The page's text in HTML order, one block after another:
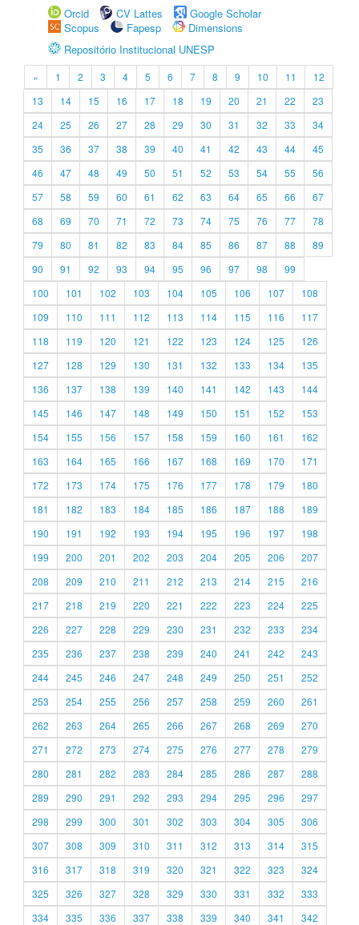
Orcid
CV Lattes
Google Scholar
Scopus
Fapesp
Dimensions
Repositório Institucional UNESP
« 1 2 3 4 5 6 7 8 9 10 11
12
13
14 15 16 17 18 19 20 21 22
23
24
25 26 27 28 29 30 31 32 33
34
35
36 37 38 39 40 41 42 43 44
45
46
47 48 49 50 51 52 53 54 55
56
57
58 59 60 61 62 63 64 65 66
67
68
69 70 71 72 73 74 75 76 77
78
79
80 81 82 83 84 85 86 87 88
89
90
91 92 93 94 95 96 97 98
99
100
101 102 103 104 105 106 107
108
109
110 111 112 113 114 115 116
117
118
119 120 121 122 123 124 125
126
127
128 129 130 131 132 133 134
135
136
137 138 139 140 141 142 143
144
145
146 147 148 149 150 151 152
153
154
155 156 157 158 159 160 161
162
163
164 165 166 167 168 169 170
171
172
173 174 175 176 177 178 179
180
181
182 183 184 185 186 187 188
189
190
191 192 193 194 195 196 197
198
199
200 201 202 203 204 205 206
207
208
209 210 211 212 213 214 215
216
217
218 219 220 221 222 223 224
225
226
227 228 229 230 231 232 233
234
235
236 237 238 239 240 241 242
243
244
245 246 247 248 249 250 251
252
253
254 255 256 257 258 259 260
261
262
263 264 265 266 267 268 269
270
271
272 273 274 275 276 277 278
279
280
281 282 283 284 285 286 287
288
289
290 291 292 293 294 295 296
297
298
299 300 301 302 303 304 305
306
307
308 309 310 311 312 313 314
315
316
317 318 319 320 321 322 323
324
325
326 327 328 329 330 331 332
333
334
335 336 337 338 339 340 341 342